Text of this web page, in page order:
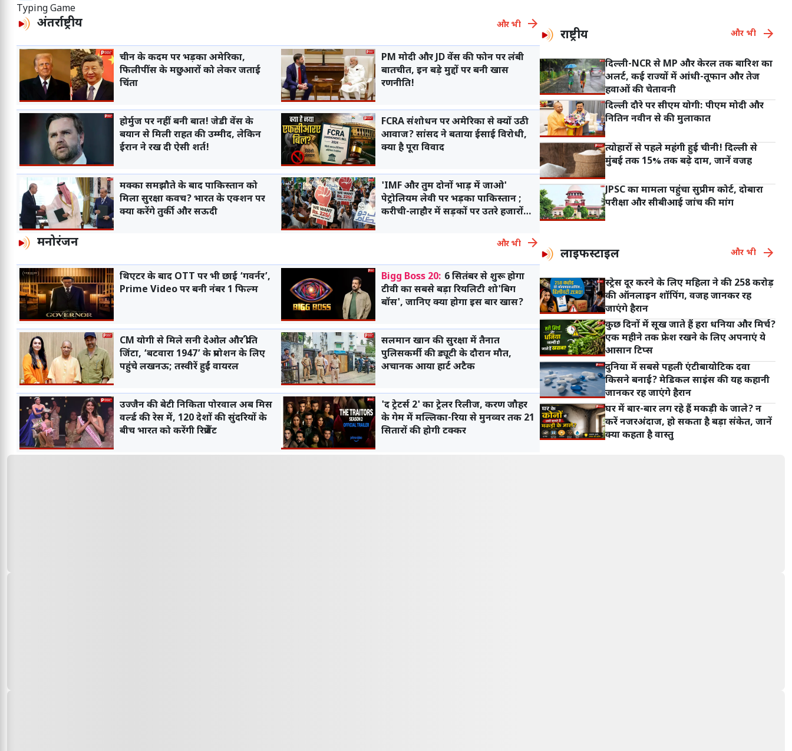
Typing Game
अंतर्राष्ट्रीय और भी
चीन के कदम पर भड़का अमेरिका,
फिलीपींस के मछुआरों को लेकर जताई
चिंता
PM मोदी और JD वेंस की फोन पर लंबी
बातचीत, इन बड़े मुद्दों पर बनी खास
रणनीति!
होर्मुज पर नहीं बनी बात! जेडी वेंस के
बयान से मिली राहत की उम्मीद, लेकिन
ईरान ने रख दी ऐसी शर्त!
FCRA संशोधन पर अमेरिका से क्यों उठी
आवाज? सांसद ने बताया ईसाई विरोधी,
क्या है पूरा विवाद
मक्का समझौते के बाद पाकिस्तान को
मिला सुरक्षा कवच? भारत के एक्शन पर
क्या करेंगे तुर्की और सऊदी
'IMF और तुम दोनों भाड़ में जाओ'
पेट्रोलियम लेवी पर भड़का पाकिस्तान ;
करीची-लाहौर में सड़कों पर उतरे हजारों
राष्ट्रीय और भी
दिल्ली-NCR से MP और केरल तक बारिश का
अलर्ट, कई राज्यों में आंधी-तूफान और तेज
हवाओं की चेतावनी
दिल्ली दौरे पर सीएम योगी: पीएम मोदी और
नितिन नवीन से की मुलाकात
त्योहारों से पहले महंगी हुई चीनी! दिल्ली से
मुंबई तक 15% तक बढ़े दाम, जानें वजह
JPSC का मामला पहुंचा सुप्रीम कोर्ट, दोबारा
परीक्षा और सीबीआई जांच की मांग
मनोरंजन और भी
थिएटर के बाद OTT पर भी छाई ‘गवर्नर’,
Prime Video पर बनी नंबर 1 फिल्म
Bigg Boss 20: 6 सितंबर से शुरू होगा
टीवी का सबसे बड़ा रियलिटी शो'बिग
बॉस', जानिए क्या होगा इस बार खास?
CM योगी से मिले सनी देओल और प्रीति
जिंटा, ‘बटवारा 1947’ के प्रमोशन के लिए
पहुंचे लखनऊ; तस्वीरें हुईं वायरल
सलमान खान की सुरक्षा में तैनात
पुलिसकर्मी की ड्यूटी के दौरान मौत,
अचानक आया हार्ट अटैक
उज्जैन की बेटी निकिता पोरवाल अब मिस
वर्ल्ड की रेस में, 120 देशों की सुंदरियों के
बीच भारत को करेंगी रिप्रेजेंट
'द ट्रेटर्स 2' का ट्रेलर रिलीज, करण जौहर
के गेम में मल्लिका-रिया से मुनव्वर तक 21
सितारों की होगी टक्कर
लाइफस्टाइल और भी
स्ट्रेस दूर करने के लिए महिला ने की 258 करोड़
की ऑनलाइन शॉपिंग, वजह जानकर रह
जाएंगे हैरान
कुछ दिनों में सूख जाते हैं हरा धनिया और मिर्च?
एक महीने तक फ्रेश रखने के लिए अपनाएं ये
आसान टिप्स
दुनिया में सबसे पहली एंटीबायोटिक दवा
किसने बनाई? मेडिकल साइंस की यह कहानी
जानकर रह जाएंगे हैरान
घर में बार-बार लग रहे हैं मकड़ी के जाले? न
करें नजरअंदाज, हो सकता है बड़ा संकेत, जानें
क्या कहता है वास्तु